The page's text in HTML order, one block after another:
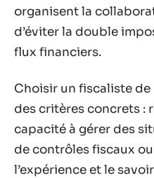
organisent la
d’éviter la double
flux financiers.
Choisir un fiscaliste
des critères concrets :
capacité à gérer des
de contrôles fiscaux
l’expérience et le